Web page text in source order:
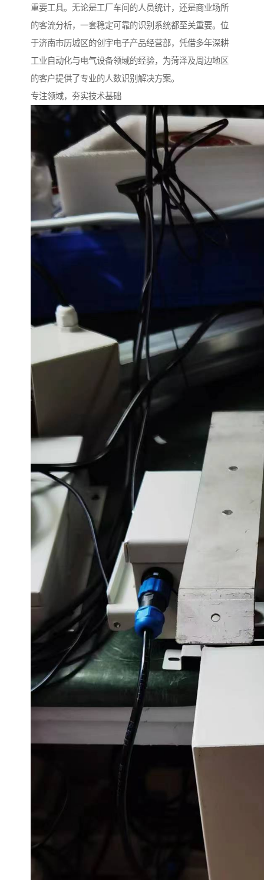
重要工具。无论是工厂车间的人员统计，还是商业场所
的客流分析，一套稳定可靠的识别系统都至关重要。位
于济南市历城区的创宇电子产品经营部，凭借多年深耕
工业自动化与电气设备领域的经验，为菏泽及周边地区
的客户提供了专业的人数识别解决方案。
专注领域，夯实技术基础